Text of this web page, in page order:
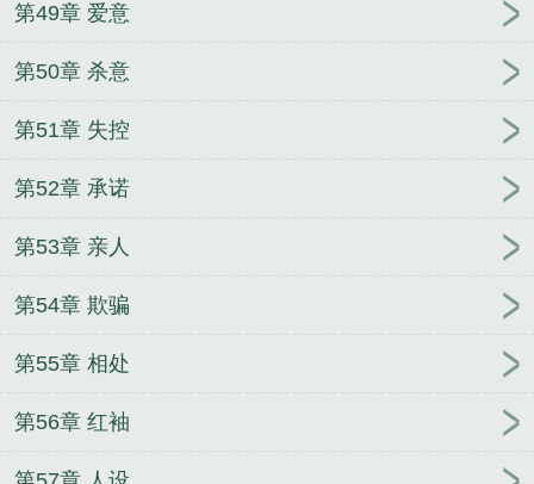
第49章 爱意
第50章 杀意
第51章 失控
第52章 承诺
第53章 亲人
第54章 欺骗
第55章 相处
第56章 红袖